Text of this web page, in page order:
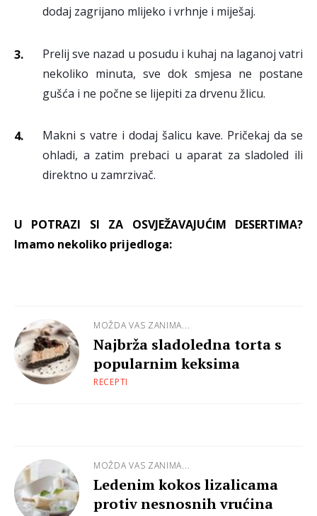
dodaj zagrijano mlijeko i vrhnje i miješaj.
Prelij sve nazad u posudu i kuhaj na laganoj vatri
nekoliko minuta, sve dok smjesa ne postane
gušća i ne počne se lijepiti za drvenu žlicu.
Makni s vatre i dodaj šalicu kave. Pričekaj da se
ohladi, a zatim prebaci u aparat za sladoled ili
direktno u zamrzivač.
U POTRAZI SI ZA OSVJEŽAVAJUĆIM DESERTIMA?
Imamo nekoliko prijedloga:
MOŽDA VAS ZANIMA...
Najbrža sladoledna torta s
popularnim keksima
RECEPTI
MOŽDA VAS ZANIMA...
Ledenim kokos lizalicama
protiv nesnosnih vrućina